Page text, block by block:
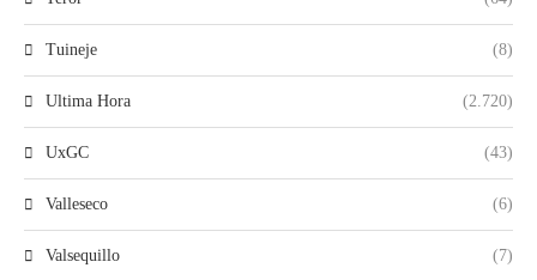
Tuineje (8)
Ultima Hora (2.720)
UxGC (43)
Valleseco (6)
Valsequillo (7)